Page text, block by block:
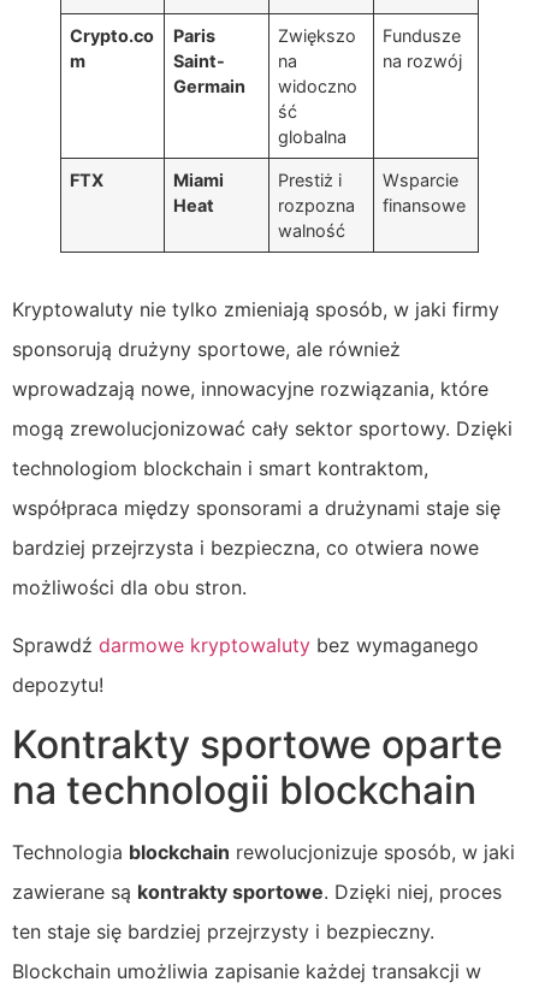
Crypto.co
m
Paris
Saint-
Germain
Zwiększo
na
widoczno
ść
globalna
Fundusze
na rozwój
FTX
Miami
Heat
Prestiż i
rozpozna
walność
Wsparcie
finansowe
Kryptowaluty nie tylko zmieniają sposób, w jaki firmy
sponsorują drużyny sportowe, ale również
wprowadzają nowe, innowacyjne rozwiązania, które
mogą zrewolucjonizować cały sektor sportowy. Dzięki
technologiom blockchain i smart kontraktom,
współpraca między sponsorami a drużynami staje się
bardziej przejrzysta i bezpieczna, co otwiera nowe
możliwości dla obu stron.
Sprawdź darmowe kryptowaluty bez wymaganego
depozytu!
Kontrakty sportowe oparte
na technologii blockchain
Technologia blockchain rewolucjonizuje sposób, w jaki
zawierane są kontrakty sportowe. Dzięki niej, proces
ten staje się bardziej przejrzysty i bezpieczny.
Blockchain umożliwia zapisanie każdej transakcji w